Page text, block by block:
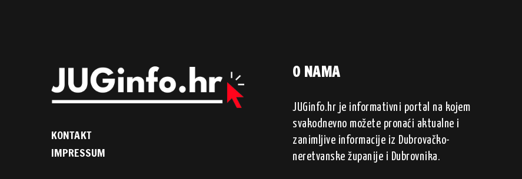
KONTAKT
IMPRESSUM
O NAMA
JUGinfo.hr je informativni portal na kojem
svakodnevno možete pronaći aktualne i
zanimljive informacije iz Dubrovačko-
neretvanske županije i Dubrovnika.